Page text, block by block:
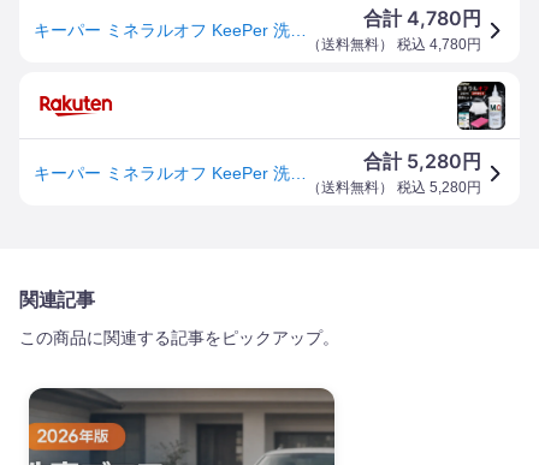
合計4,780 円
（送料無料） 税込 4,780円
合計 5,280 円
（送料無料） 税込 5,280円
関連記事
この商品に関連する記事をピックアップ。